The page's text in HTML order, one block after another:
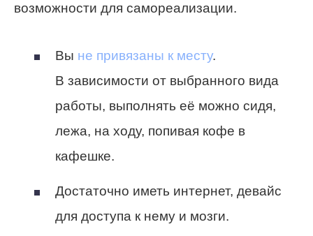
возможности для самореализации.
Вы не привязаны к месту.
В зависимости от выбранного вида
работы, выполнять её можно сидя,
лежа, на ходу, попивая кофе в
кафешке.
Достаточно иметь интернет, девайс
для доступа к нему и мозги.